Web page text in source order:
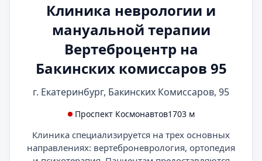
Клиника неврологии и
мануальной терапии
Вертеброцентр на
Бакинских комиссаров 95
г. Екатеринбург, Бакинских Комиссаров, 95
Проспект Космонавтов1703 м
Клиника специализируется на трех основных
направлениях: вертеброневрология, ортопедия